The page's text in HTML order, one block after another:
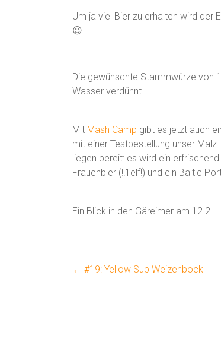
Um ja viel Bier zu erhalten wird der
😉
Die gewünschte Stammwürze von
Wasser verdünnt.
Mit Mash Camp gibt es jetzt auch
mit einer Testbestellung unser
liegen bereit: es wird ein
Frauenbier (!!1elf!) und ein Baltic
Ein Blick in den Gäreimer am 12.2.
← #19: Yellow Sub Weizenbock